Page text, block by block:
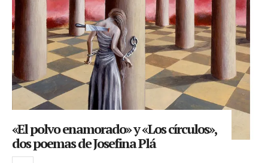
«El polvo enamorado» y «Los círculos»,
dos poemas de Josefina Plá